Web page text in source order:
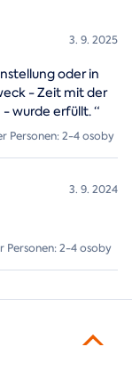
3. 9. 2025
oder in
- Zeit mit der
- wurde erfüllt.“
Personen: 2-4 osoby
3. 9. 2024
Personen: 2-4 osoby